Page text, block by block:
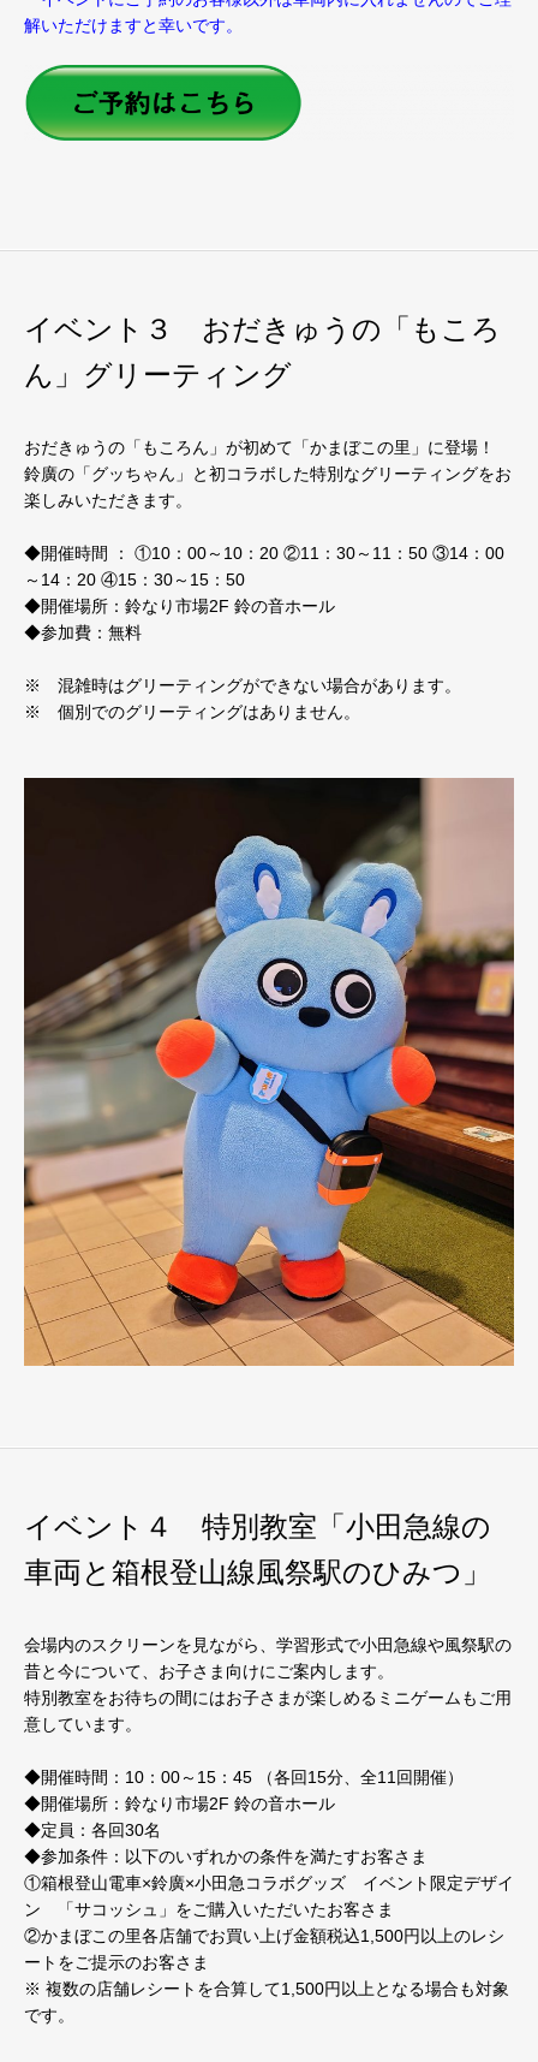
解いただけますと幸いです。
イベント３ おだきゅうの「もころ
ん」グリーティング
おだきゅうの「もころん」が初めて「かまぼこの里」に登場！
鈴廣の「グッちゃん」と初コラボした特別なグリーティングをお
楽しみいただきます。
◆開催時間 ： ①10：00～10：20 ②11：30～11：50 ③14：00
～14：20 ④15：30～15：50
◆開催場所：鈴なり市場2F 鈴の音ホール
◆参加費：無料
※ 混雑時はグリーティングができない場合があります。
※ 個別でのグリーティングはありません。
イベント４ 特別教室「小田急線の
車両と箱根登山線風祭駅のひみつ」
会場内のスクリーンを見ながら、学習形式で小田急線や風祭駅の
昔と今について、お子さま向けにご案内します。
特別教室をお待ちの間にはお子さまが楽しめるミニゲームもご用
意しています。
◆開催時間：10：00～15：45 （各回15分、全11回開催）
◆開催場所：鈴なり市場2F 鈴の音ホール
◆定員：各回30名
◆参加条件：以下のいずれかの条件を満たすお客さま
①箱根登山電車×鈴廣×小田急コラボグッズ イベント限定デザイ
ン 「サコッシュ」をご購入いただいたお客さま
②かまぼこの里各店舗でお買い上げ金額税込1,500円以上のレシ
ートをご提示のお客さま
※ 複数の店舗レシートを合算して1,500円以上となる場合も対象
です。